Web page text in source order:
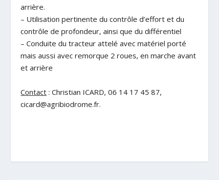
arrière.
– Utilisation pertinente du contrôle d’effort et du
contrôle de profondeur, ainsi que du différentiel
– Conduite du tracteur attelé avec matériel porté
mais aussi avec remorque 2 roues, en marche avant
et arrière
Contact : Christian ICARD, 06 14 17 45 87,
cicard@agribiodrome.fr.